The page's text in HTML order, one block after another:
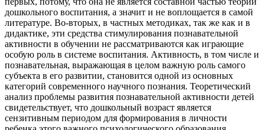
дошкольного воспитания, а значит и не воплощается в самой
литературе. Во-вторых, в частных методиках, так же как и в
дидактике, эти средства стимулирования познавательной
активности в обучении не рассматриваются как играющие
особую роль в системе воспитания. Активность, в том числе и
познавательная, выражающая в целом важную роль самого
субъекта в его развитии, становится одной из основных
категорий современного научного познания. Теоретический
анализ проблемы развития познавательной активности детей
свидетельствует, что дошкольный возраст является
сензитивным периодом для формирования в личности